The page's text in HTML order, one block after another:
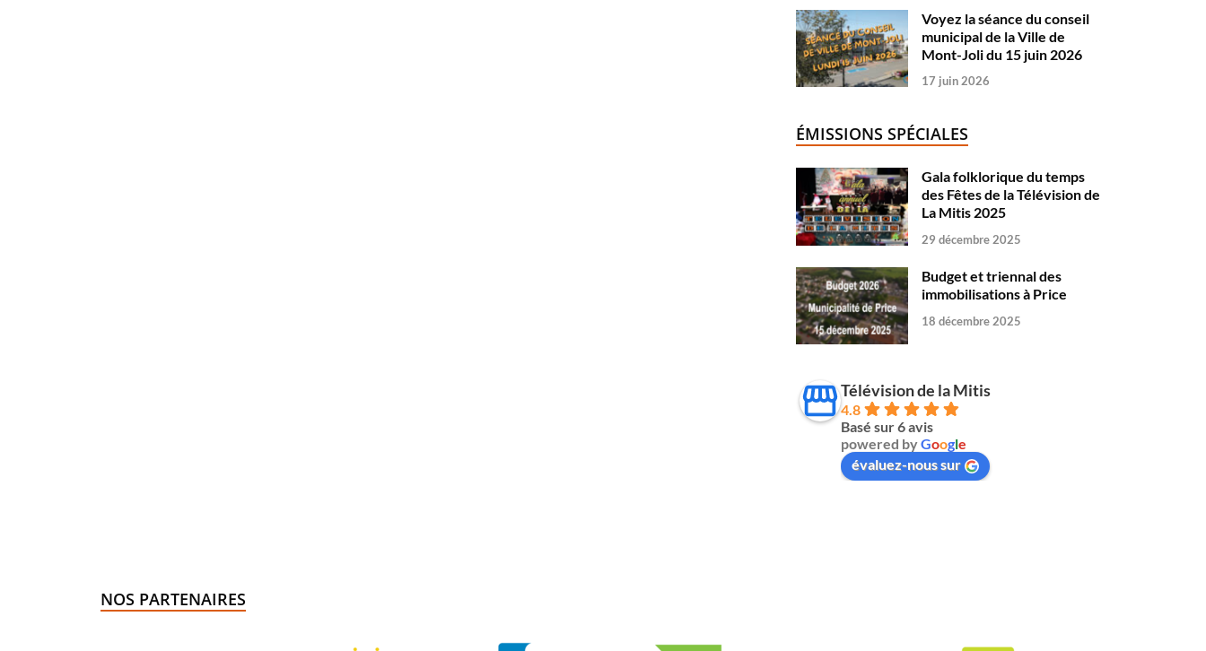
Voyez la séance du conseil
municipal de la Ville de
Mont-Joli du 15 juin 2026
17 juin 2026
ÉMISSIONS SPÉCIALES
Gala folklorique du temps
des Fêtes de la Télévision de
La Mitis 2025
29 décembre 2025
Budget et triennal des
immobilisations à Price
18 décembre 2025
Télévision de la Mitis
4.8
Basé sur 6 avis
powered byGoogle
évaluez-nous sur
NOS PARTENAIRES